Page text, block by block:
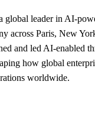
leader in AI-
across Paris, New
and led AI-
how global
worldwide.